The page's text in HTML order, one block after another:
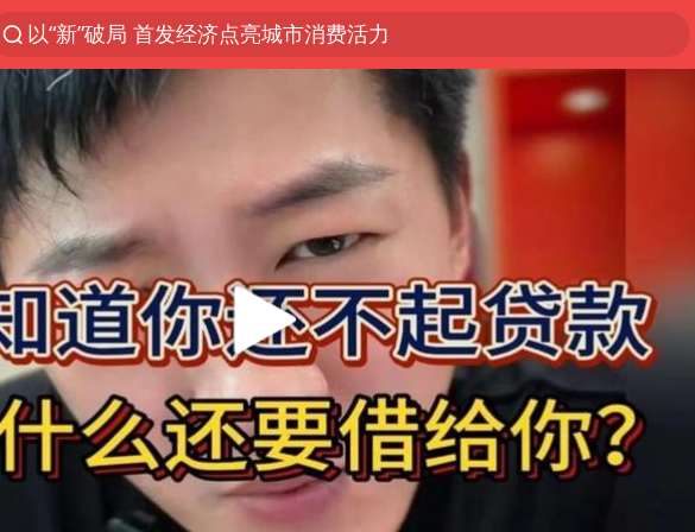
以“新”破局 首发经济点亮城市消费活力
台风白海豚进入48小时警戒线
佛得角门将亮相智利俱乐部主场
中方回应是否在太平洋海底开采稀土
看守所辅警收受10万获刑1年
宇树科技发行价格150.80元/股
宇树科技王兴兴身家有望超200亿元
CIA被曝已秘密设立古巴工作组
泰国一女公务员妆容引争议 本人回应
U17国足1分钟轰2球
中国AI连续14周“霸榜”